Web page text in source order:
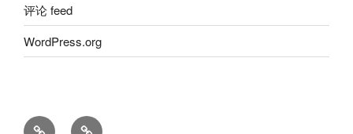
评论 feed
WordPress.org
留 粵